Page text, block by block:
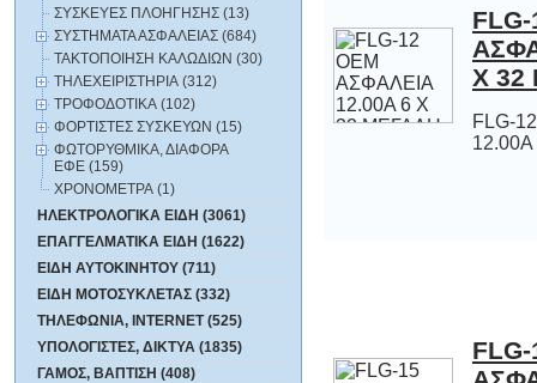
ΣΥΣΚΕΥΕΣ ΠΛΟΗΓΗΣΗΣ (13)
ΣΥΣΤΗΜΑΤΑ ΑΣΦΑΛΕΙΑΣ (684)
ΤΑΚΤΟΠΟΙΗΣΗ ΚΑΛΩΔΙΩΝ (30)
ΤΗΛΕΧΕΙΡΙΣΤΗΡΙΑ (312)
ΤΡΟΦΟΔΟΤΙΚΑ (102)
ΦΟΡΤΙΣΤΕΣ ΣΥΣΚΕΥΩΝ (15)
ΦΩΤΟΡΥΘΜΙΚΑ, ΔΙΑΦΟΡΑ
ΕΦΕ (159)
ΧΡΟΝΟΜΕΤΡΑ (1)
ΗΛΕΚΤΡΟΛΟΓΙΚΑ ΕΙΔΗ (3061)
ΕΠΑΓΓΕΛΜΑΤΙΚΑ ΕΙΔΗ (1622)
ΕΙΔΗ ΑΥΤΟΚΙΝΗΤΟΥ (711)
ΕΙΔΗ ΜΟΤΟΣΥΚΛΕΤΑΣ (332)
ΤΗΛΕΦΩΝΙΑ, INTERNET (525)
ΥΠΟΛΟΓΙΣΤΕΣ, ΔΙΚΤΥΑ (1835)
ΓΑΜΟΣ, ΒΑΠΤΙΣΗ (408)
Χ 32
FLG-